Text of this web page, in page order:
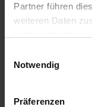
Partner führen
weiteren Daten
Weitere
Notwendig
Präferenzen
Back to homepage